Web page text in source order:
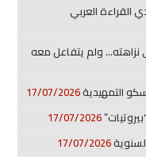
القراءة العربي
نزاهته… ولم يتفاعل معه
17/07/2026
17/07/2026
17/07/2026